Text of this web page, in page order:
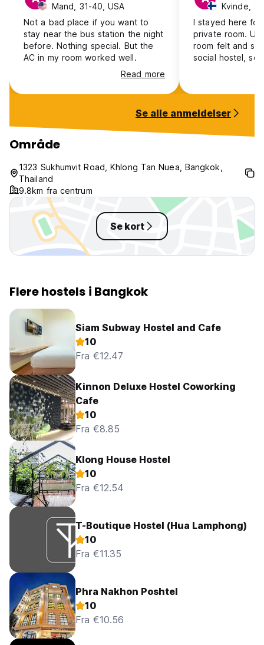
Mand, 31-40, USA
Not a bad place if you want to
stay near the bus station the night
before. Nothing special. But the
AC in my room worked well.
Read more
Kvinde,
I stayed here
private room.
room felt and
social hostel, so
Se alle anmeldelser
Område
1323 Sukhumvit Road, Khlong Tan Nuea, Bangkok,
Thailand
9.8km fra centrum
Se kort
Flere hostels i Bangkok
Siam Subway Hostel and Cafe
10
Fra €12.47
Kinnon Deluxe Hostel Coworking
Cafe
10
Fra €8.85
Klong House Hostel
10
Fra €12.54
T-Boutique Hostel (Hua Lamphong)
10
Fra €11.35
Phra Nakhon Poshtel
10
Fra €10.56